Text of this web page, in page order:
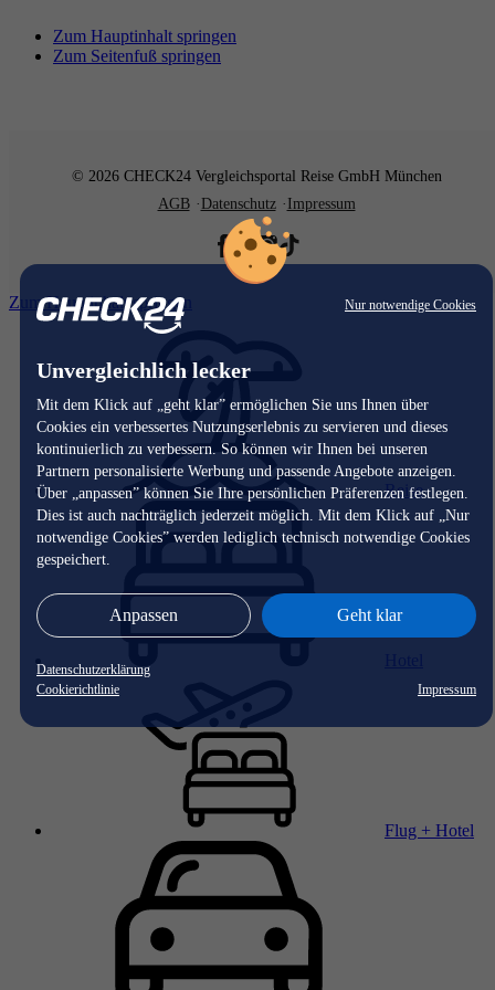
Nur notwendige Cookies
Unvergleichlich lecker
Mit dem Klick auf „geht klar” ermöglichen Sie uns Ihnen über
Cookies ein verbessertes Nutzungserlebnis zu servieren und dieses
kontinuierlich zu verbessern. So können wir Ihnen bei unseren
Partnern personalisierte Werbung und passende Angebote anzeigen.
Über „anpassen” können Sie Ihre persönlichen Präferenzen festlegen.
Dies ist auch nachträglich jederzeit möglich. Mit dem Klick auf „Nur
notwendige Cookies” werden lediglich technisch notwendige Cookies
gespeichert.
Anpassen Geht klar
Datenschutzerklärung
Cookierichtlinie
Impressum
Zum Hauptinhalt springen
Zum Seitenfuß springen
© 2026 CHECK24 Vergleichsportal Reise GmbH München
AGB
Datenschutz Impressum
Zum Hauptinhalt springen
Reise
Flug + Hotel